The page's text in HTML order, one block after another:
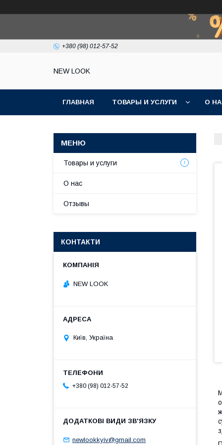
+380 (98) 012-57-52
NEW LOOK
ГЛАВНАЯ ТОВАРЫ И УСЛУГИ О
Товары и услуги
О нас
Отзывы
КОНТАКТИ
NEW LOOK
Київ, Україна
+380 (98) 012-57-52
newlookkyiv@gmail.com